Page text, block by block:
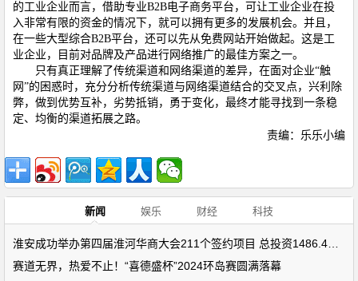
的工业企业而言，借助专业B2B电子商务平台，可让工业企业在投
入非常有限的资金的情况下，就可以拥有更多的发展机会。并且，
在一些大型综合B2B平台，还可以先从免费网站开始做起。这是工
业企业，目前对品牌及产品进行网络推广的最佳方案之一。
只有真正理解了传统渠道和网络渠道的差异，在面对企业“触
网”的困惑时，充分分析传统渠道与网络渠道结合的交叉点，兴利除
弊，做到优势互补，劣势抵销，勇于变化，最终才能寻找到一条稳
定、均衡的渠道拓展之路。
责编：乐乐小编
新闻 娱乐 财经 科技
赛道无界，热爱不止！“喜德盛杯”2024环岛赛圆满落幕